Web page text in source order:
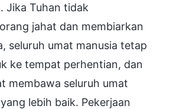
Jika Tuhan tidak
jahat dan membiarkan
seluruh umat manusia tetap
ke tempat perhentian, dan
membawa seluruh umat
lebih baik. Pekerjaan